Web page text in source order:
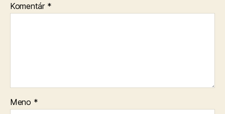
Komentár *
Meno *